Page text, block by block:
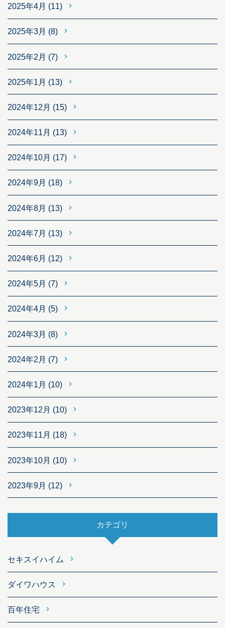
2025年4月 (11)
2025年3月 (8)
2025年2月 (7)
2025年1月 (13)
2024年12月 (15)
2024年11月 (13)
2024年10月 (17)
2024年9月 (18)
2024年8月 (13)
2024年7月 (13)
2024年6月 (12)
2024年5月 (7)
2024年4月 (5)
2024年3月 (8)
2024年2月 (7)
2024年1月 (10)
2023年12月 (10)
2023年11月 (18)
2023年10月 (10)
2023年9月 (12)
カテゴリ
セキスイハイム
ダイワハウス
百年住宅